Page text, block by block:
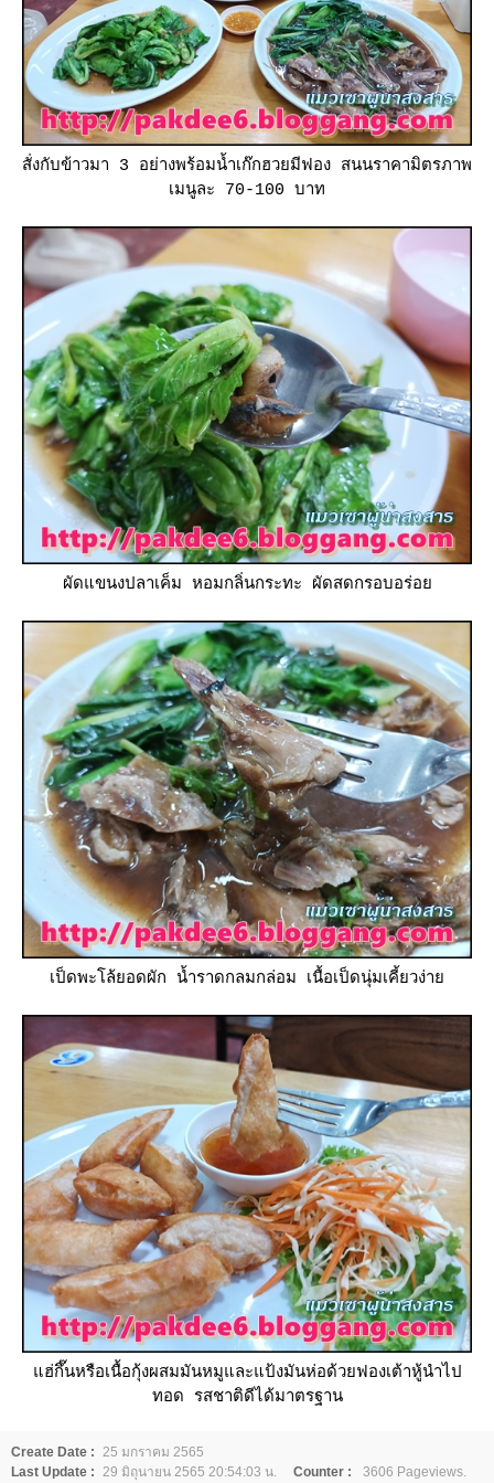
สั่งกับข้าวมา 3 อย่างพร้อมน้ำเก๊กฮวยมีฟอง สนนราคามิตรภาพ
เมนูละ 70-100 บาท
ผัดแขนงปลาเค็ม หอมกลิ่นกระทะ ผัดสดกรอบอร่อ
เป็ดพะโล้ยอดผัก น้ำราดกลมกล่อม เนื้อเป็ดนุ่มเคี้ยวง่า
ฮ่กึ๊นหรือเนื้อกุ้งผสมมันหมูและแป้งมันห่อด้วยฟองเต้าหู้นำไป
ทอด รสชาติดีได้มาตรฐาน
Create Date : 25 มกราคม 2565
Last Update : 29 มิถุนายน 2565 20:54:03 น. Counter :
3606 Pageviews.